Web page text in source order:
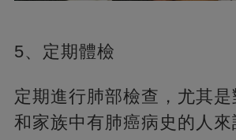
5、定期體檢
定期進行肺部檢查，尤其
和家族中有肺癌病史的人來